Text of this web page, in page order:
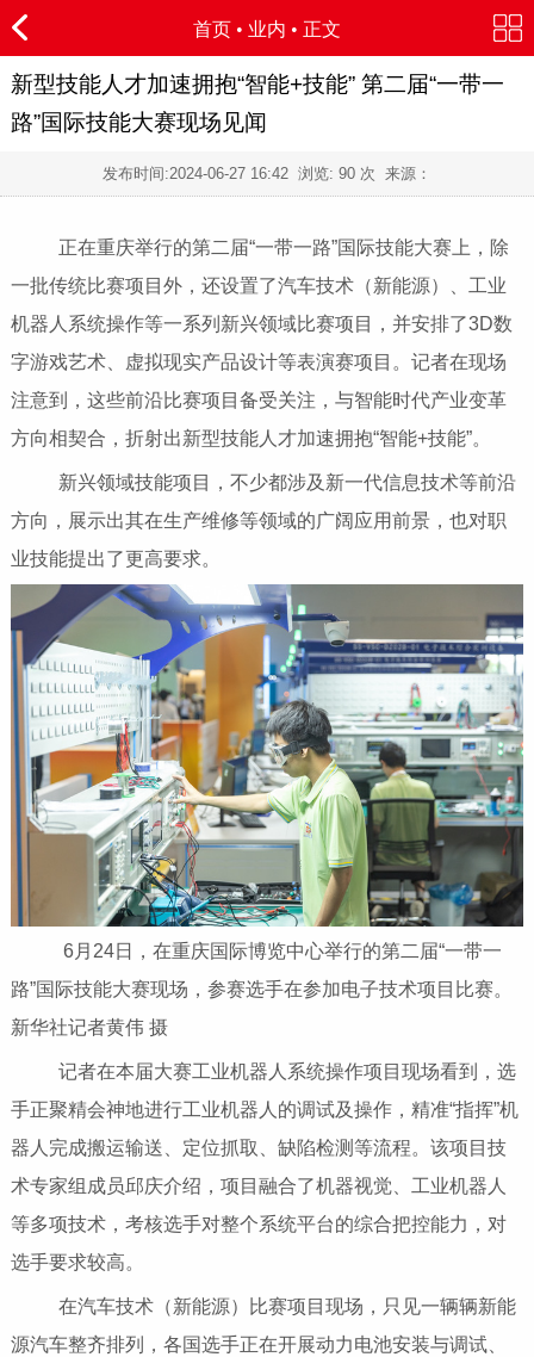
首页 • 业内 • 正文
新型技能人才加速拥抱“智能+技能” 第二届“一带一
路”国际技能大赛现场见闻
发布时间:2024-06-27 16:42 浏览: 90 次 来源：
正在重庆举行的第二届“一带一路”国际技能大赛上，除
一批传统比赛项目外，还设置了汽车技术（新能源）、工业
机器人系统操作等一系列新兴领域比赛项目，并安排了3D数
字游戏艺术、虚拟现实产品设计等表演赛项目。记者在现场
注意到，这些前沿比赛项目备受关注，与智能时代产业变革
方向相契合，折射出新型技能人才加速拥抱“智能+技能”。
新兴领域技能项目，不少都涉及新一代信息技术等前沿
方向，展示出其在生产维修等领域的广阔应用前景，也对职
业技能提出了更高要求。
6月24日，在重庆国际博览中心举行的第二届“一带一
路”国际技能大赛现场，参赛选手在参加电子技术项目比赛。
新华社记者黄伟 摄
记者在本届大赛工业机器人系统操作项目现场看到，选
手正聚精会神地进行工业机器人的调试及操作，精准“指挥”机
器人完成搬运输送、定位抓取、缺陷检测等流程。该项目技
术专家组成员邱庆介绍，项目融合了机器视觉、工业机器人
等多项技术，考核选手对整个系统平台的综合把控能力，对
选手要求较高。
在汽车技术（新能源）比赛项目现场，只见一辆辆新能
源汽车整齐排列，各国选手正在开展动力电池安装与调试、